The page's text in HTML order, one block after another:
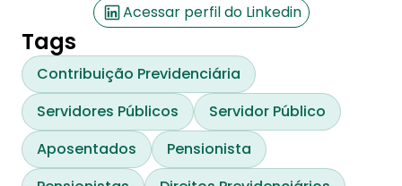
Acessar perfil do Linkedin
Tags
Contribuição Previdenciária
Servidores Públicos
Servidor Público
Aposentados
Pensionista